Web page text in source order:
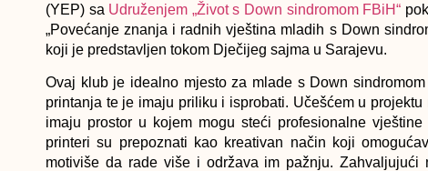
(YEP) sa Udruženjem „Život s Down sindromom FBiH“
„Povećanje znanja i radnih vještina mladih s Down
koji je predstavljen tokom Dječijeg sajma u Sarajevu.
Ovaj klub je idealno mjesto za mlade s Down
printanja te je imaju priliku i isprobati. Učešćem u
imaju prostor u kojem mogu steći profesionalne
printeri su prepoznati kao kreativan način koji
motiviše da rade više i održava im pažnju.